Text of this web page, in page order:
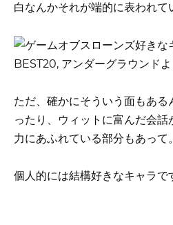
白なんかそれが端的に表われて
ただ、確かにそういう面もあ
ったり、ウィットに富んだ会
力にあふれている部分もあって。
個人的には結構好きなキャラで